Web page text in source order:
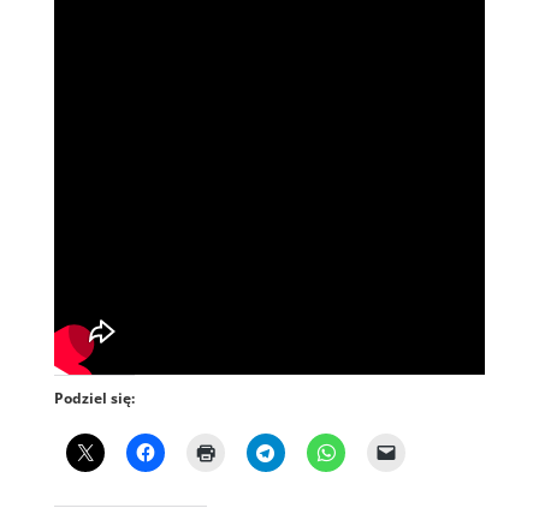
Podziel się: